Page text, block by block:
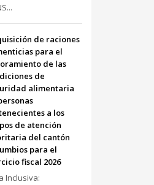
de raciones
para el
de las
de
alimentaria
a los
de atención
del cantón
para el
fiscal 2026
Inclusiva: